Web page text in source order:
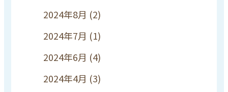
2024年8月 (2)
2024年7月 (1)
2024年6月 (4)
2024年4月 (3)